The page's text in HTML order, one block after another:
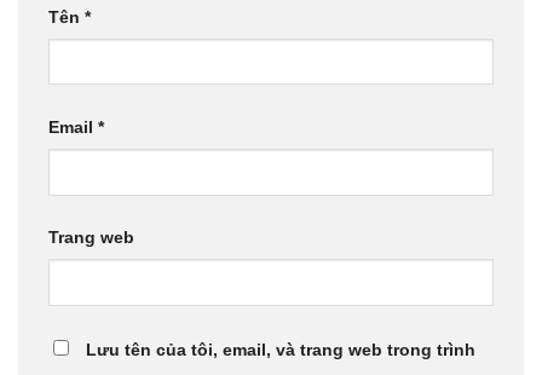
Tên *
Email *
Trang web
Lưu tên của tôi, email, và trang web trong trình